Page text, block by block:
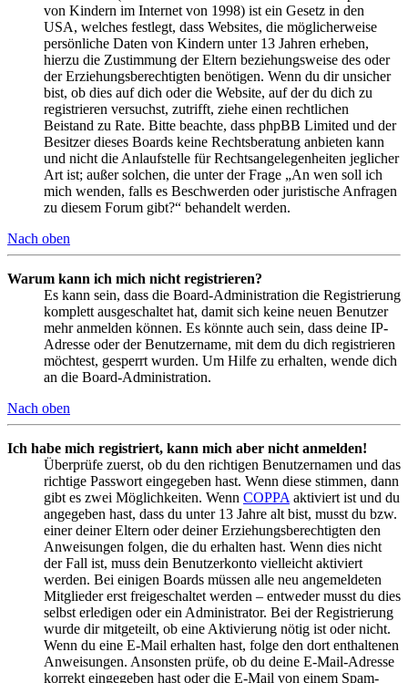
von Kindern im Internet von 1998) ist ein Gesetz in den
USA, welches festlegt, dass Websites, die möglicherweise
persönliche Daten von Kindern unter 13 Jahren erheben,
hierzu die Zustimmung der Eltern beziehungsweise des oder
der Erziehungsberechtigten benötigen. Wenn du dir unsicher
bist, ob dies auf dich oder die Website, auf der du dich zu
registrieren versuchst, zutrifft, ziehe einen rechtlichen
Beistand zu Rate. Bitte beachte, dass phpBB Limited und der
Besitzer dieses Boards keine Rechtsberatung anbieten kann
und nicht die Anlaufstelle für Rechtsangelegenheiten jeglicher
Art ist; außer solchen, die unter der Frage „An wen soll ich
mich wenden, falls es Beschwerden oder juristische Anfragen
zu diesem Forum gibt?“ behandelt werden.
Nach oben
Warum kann ich mich nicht registrieren?
Es kann sein, dass die Board-Administration die Registrierung
komplett ausgeschaltet hat, damit sich keine neuen Benutzer
mehr anmelden können. Es könnte auch sein, dass deine IP-
Adresse oder der Benutzername, mit dem du dich registrieren
möchtest, gesperrt wurden. Um Hilfe zu erhalten, wende dich
an die Board-Administration.
Nach oben
Ich habe mich registriert, kann mich aber nicht anmelden!
Überprüfe zuerst, ob du den richtigen Benutzernamen und das
richtige Passwort eingegeben hast. Wenn diese stimmen, dann
gibt es zwei Möglichkeiten. Wenn COPPA aktiviert ist und du
angegeben hast, dass du unter 13 Jahre alt bist, musst du bzw.
einer deiner Eltern oder deiner Erziehungsberechtigten den
Anweisungen folgen, die du erhalten hast. Wenn dies nicht
der Fall ist, muss dein Benutzerkonto vielleicht aktiviert
werden. Bei einigen Boards müssen alle neu angemeldeten
Mitglieder erst freigeschaltet werden – entweder musst du dies
selbst erledigen oder ein Administrator. Bei der Registrierung
wurde dir mitgeteilt, ob eine Aktivierung nötig ist oder nicht.
Wenn du eine E-Mail erhalten hast, folge den dort enthaltenen
Anweisungen. Ansonsten prüfe, ob du deine E-Mail-Adresse
korrekt eingegeben hast oder die E-Mail von einem Spam-